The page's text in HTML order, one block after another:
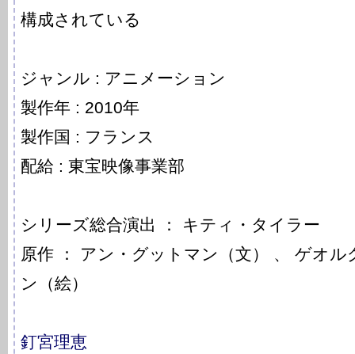
構成されている
ジャンル : アニメーション
製作年 : 2010年
製作国 : フランス
配給 : 東宝映像事業部
シリーズ総合演出 ： キティ・タイラー
原作 ： アン・グットマン（文） 、 ゲオ
ン（絵）
釘宮理恵